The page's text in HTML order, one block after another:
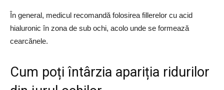
În general, medicul recomandă folosirea fillerelor cu acid
hialuronic în zona de sub ochi, acolo unde se formează
cearcănele.
Cum poți întârzia apariția ridurilor